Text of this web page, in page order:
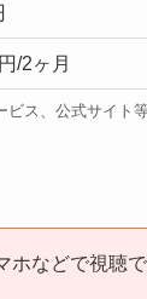
/2ヶ月
ビス、公式サイト
ホなどで視聴